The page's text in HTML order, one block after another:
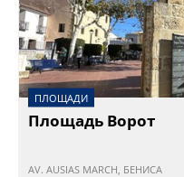
ПЛОЩАДИ
Площадь Ворот
AV. AUSIAS MARCH, БЕНИСА